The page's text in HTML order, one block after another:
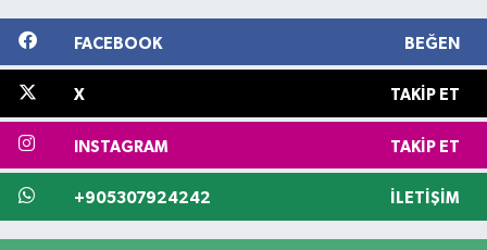
FACEBOOK BEĞEN
X TAKIP ET
INSTAGRAM TAKIP ET
+905307924242 İLETIŞIM